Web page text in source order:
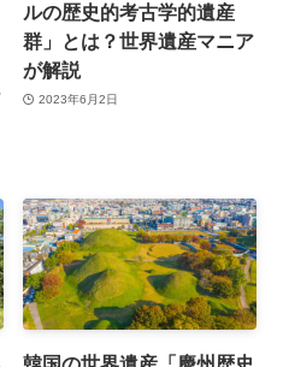
ルの歴史的考古学的遺産
群」とは？世界遺産マニア
が解説
2023年6月2日